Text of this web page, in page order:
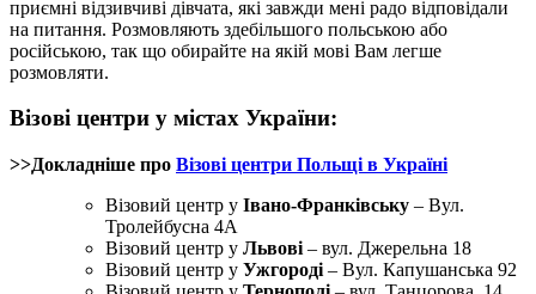
приємні відзивчиві дівчата, які завжди мені радо відповідали
на питання. Розмовляють здебільшого польською або
російською, так що обирайте на якій мові Вам легше
розмовляти.
Візові центри у містах України:
>>Докладніше про Візові центри Польщі в Україні
Візовий центр у Івано-Франківську – Вул.
Тролейбусна 4A
Візовий центр у Львові – вул. Джерельна 18
Візовий центр у Ужгороді – Вул. Капушанська 92